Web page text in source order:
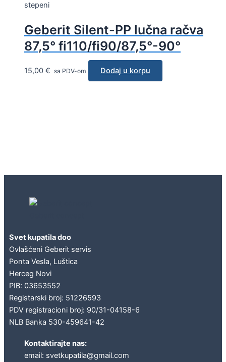
stepeni
Geberit Silent-PP lučna račva
87,5° fi110/fi90/87,5°-90°
15,00 € sa PDV-om Dodaj u korpu
Svet kupatila doo
Ovlašćeni Geberit servis
Ponta Vesla, Luštica
Herceg Novi
PIB: 03653552
Registarski broj: 51226593
PDV registracioni broj: 90/31-04158-6
NLB Banka 530-459641-42
Kontaktirajte nas:
email: svetkupatila@gmail.com